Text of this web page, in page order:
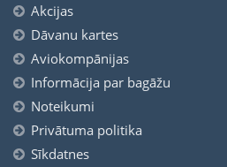
Akcijas
Dāvanu kartes
Aviokompānijas
Informācija par bagāžu
Noteikumi
Privātuma politika
Sīkdatnes